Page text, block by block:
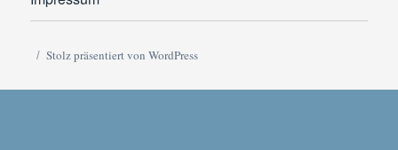
Stolz präsentiert von WordPress